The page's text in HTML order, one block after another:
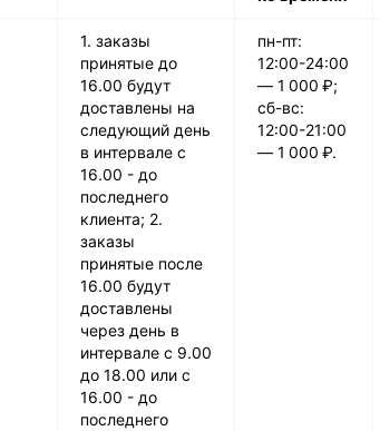
1. заказы
принятые до
16.00 будут
доставлены на
следующий день
в интервале с
16.00 - до
последнего
клиента; 2.
заказы
принятые после
16.00 будут
доставлены
через день в
интервале с 9.00
до 18.00 или с
16.00 - до
последнего
пн-пт:
12:00-24:00
— 1 000 ₽;
сб-вс:
12:00-21:00
— 1 000 ₽.